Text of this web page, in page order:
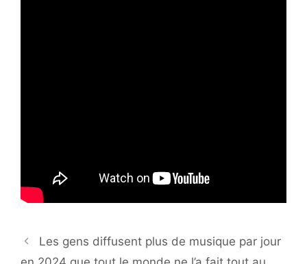
Les gens diffusent plus de musique par jour